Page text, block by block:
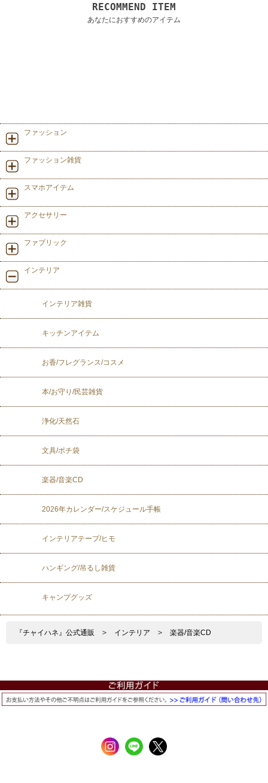
RECOMMEND ITEM
あなたにおすすめのアイテム
ファッション
ファッション雑貨
スマホアイテム
アクセサリー
ファブリック
インテリア
インテリア雑貨
キッチンアイテム
お香/フレグランス/コスメ
本/お守り/民芸雑貨
浄化/天然石
文具/ポチ袋
楽器/音楽CD
2026年カレンダー/スケジュール手帳
インテリアテープ/ヒモ
ハンギング/吊るし雑貨
キャンプグッズ
『チャイハネ』公式通販 > インテリア > 楽器/音楽CD